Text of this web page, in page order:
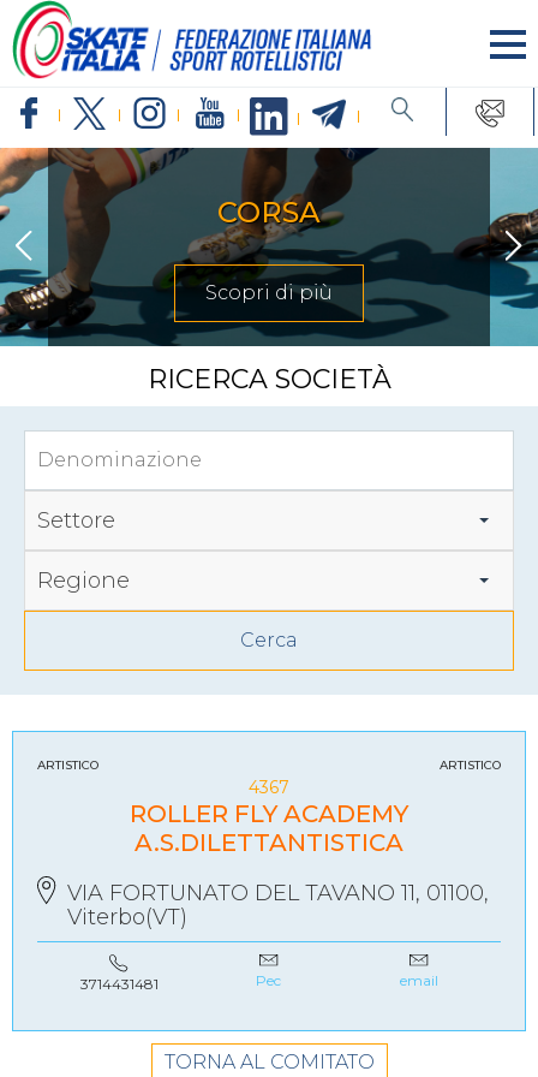
CORSA
Scopri di più
RICERCA SOCIETÀ
Settore
Regione
ARTISTICO ARTISTICO
4367
ROLLER FLY ACADEMY
A.S.DILETTANTISTICA
VIA FORTUNATO DEL TAVANO 11, 01100,
Viterbo(VT)
3714431481 Pec email
TORNA AL COMITATO